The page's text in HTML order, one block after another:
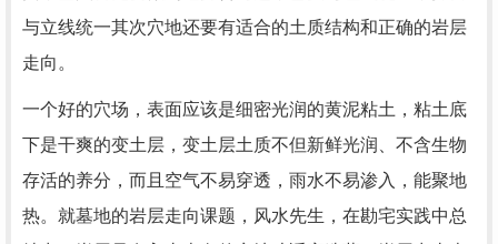
与立线统一其次穴地还要有适合的土质结构和正确的岩层
走向。
一个好的穴场，表面应该是细密光润的黄泥粘土，粘土底
下是干爽的变土层，变土层土质不但新鲜光润、不含生物
存活的养分，而且空气不易穿透，雨水不易渗入，能聚地
热。就墓地的岩层走向课题，风水先生，在勘宅实践中总